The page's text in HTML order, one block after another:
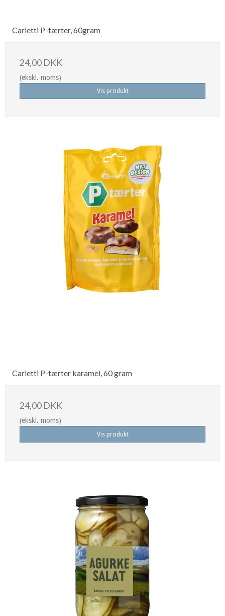
Carletti P-tærter, 60gram
24,00 DKK
(ekskl. moms)
Vis produkt
Carletti P-tærter karamel, 60 gram
24,00 DKK
(ekskl. moms)
Vis produkt